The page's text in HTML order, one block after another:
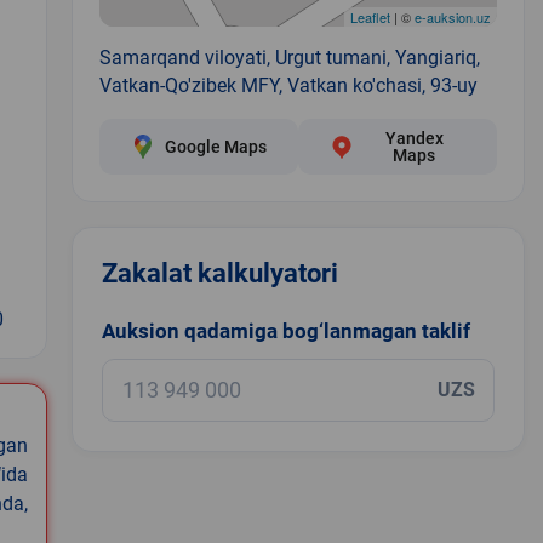
Leaflet| ©e-auksion.uz
Samarqand viloyati, Urgut tumani, Yangiariq,
Vatkan-Qo'zibek MFY, Vatkan ko'chasi, 93-uy
Google Maps
Yandex
Maps
Zakalat kalkulyatori
Auksion qadamiga bog‘lanmagan taklif
UZS